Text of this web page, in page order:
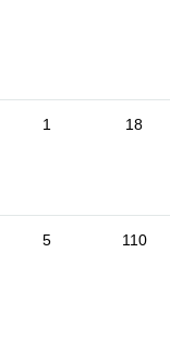
1 18
5 110